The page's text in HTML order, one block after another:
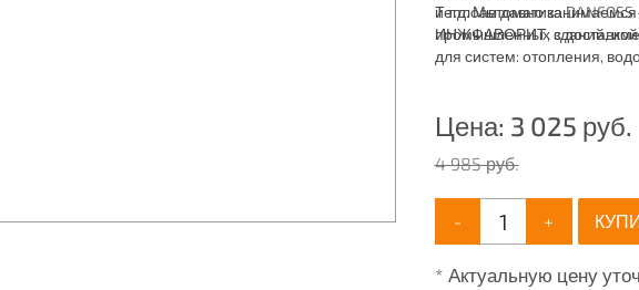
и т.д. Мы давно
промышленных зданий,
для систем: отопления,
Теплоавтоматика
ИНЖФАВОРИТ, с доставкой
Цена: 3 025 руб.
4 985 руб.
- +
* Актуальную цену